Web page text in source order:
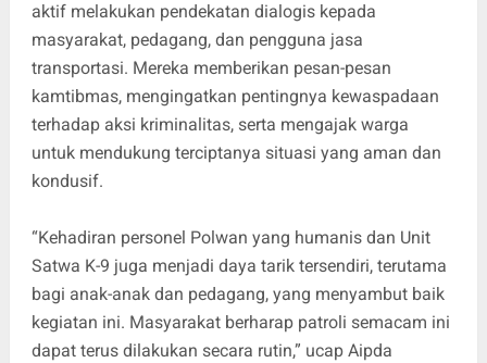
aktif melakukan pendekatan dialogis kepada
masyarakat, pedagang, dan pengguna jasa
transportasi. Mereka memberikan pesan-pesan
kamtibmas, mengingatkan pentingnya kewaspadaan
terhadap aksi kriminalitas, serta mengajak warga
untuk mendukung terciptanya situasi yang aman dan
kondusif.
“Kehadiran personel Polwan yang humanis dan Unit
Satwa K-9 juga menjadi daya tarik tersendiri, terutama
bagi anak-anak dan pedagang, yang menyambut baik
kegiatan ini. Masyarakat berharap patroli semacam ini
dapat terus dilakukan secara rutin,” ucap Aipda